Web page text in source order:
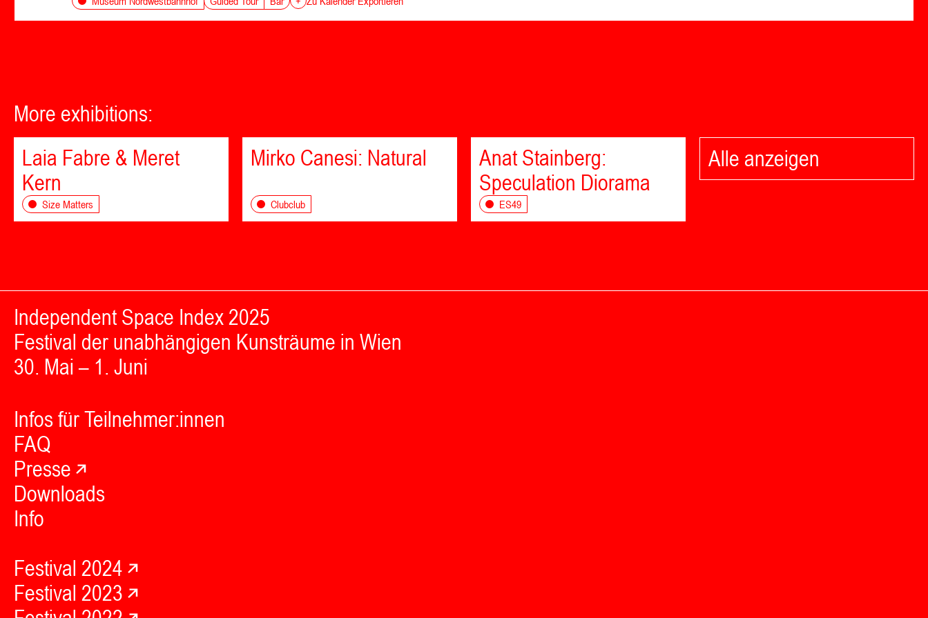
More exhibitions:
Laia Fabre & Meret
Kern
Size Matters
Mirko Canesi: Natural
Clubclub
Anat Stainberg:
Speculation Diorama
ES49
Alle anzeigen
Independent Space Index 2025
Festival der unabhängigen Kunsträume in Wien
30. Mai – 1. Juni
Infos für Teilnehmer:innen
FAQ
Presse
Downloads
Info
Festival 2024
Festival 2023